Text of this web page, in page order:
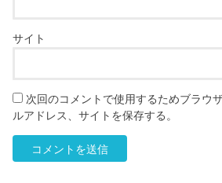
サイト
次回のコメントで使用するためブラウ
ルアドレス、サイトを保存する。